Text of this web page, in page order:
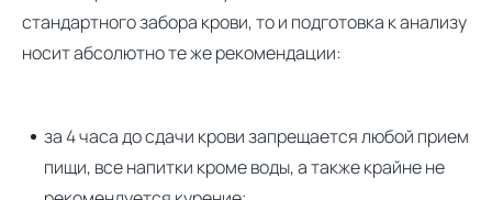
стандартного забора крови, то и подготовка к анализу
носит абсолютно те же рекомендации:
за 4 часа до сдачи крови запрещается любой прием
пищи, все напитки кроме воды, а также крайне не